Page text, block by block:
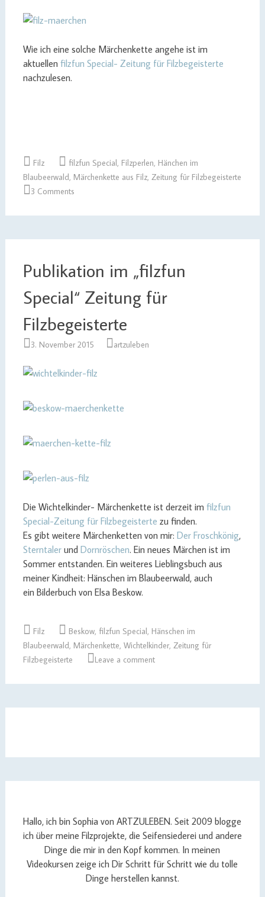
Wie ich eine solche Märchenkette angehe ist im
aktuellen filzfun Special- Zeitung für Filzbegeisterte
nachzulesen.
Filz filzfun Special, Filzperlen, Hänchen im
Blaubeerwald, Märchenkette aus Filz, Zeitung für Filzbegeisterte
3 Comments
Publikation im „filzfun
Special“ Zeitung für
Filzbegeisterte
3. November 2015 artzuleben
Die Wichtelkinder- Märchenkette ist derzeit im filzfun
Special-Zeitung für Filzbegeisterte zu finden.
Es gibt weitere Märchenketten von mir: Der Froschkönig,
Sterntalerund Dornröschen. Ein neues Märchen ist im
Sommer entstanden. Ein weiteres Lieblingsbuch aus
meiner Kindheit: Hänschen im Blaubeerwald, auch
ein Bilderbuch von Elsa Beskow.
Filz Beskow, filzfun Special, Hänschen im
Blaubeerwald, Märchenkette, Wichtelkinder, Zeitung für
Filzbegeisterte
Leave a comment
Hallo, ich bin Sophia von ARTZULEBEN. Seit 2009 blogge
ich über meine Filzprojekte, die Seifensiederei und andere
Dinge die mir in den Kopf kommen. In meinen
Videokursen zeige ich Dir Schritt für Schritt wie du tolle
Dinge herstellen kannst.